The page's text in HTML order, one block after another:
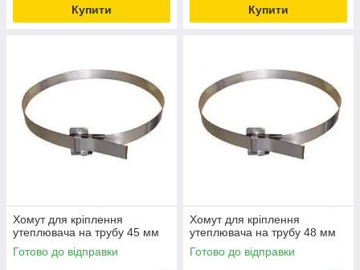
Купити Купити
Хомут для кріплення
утеплювача на трубу 45 мм
Готово до відправки
Хомут для кріплення
утеплювача на трубу 48 мм
Готово до відправки